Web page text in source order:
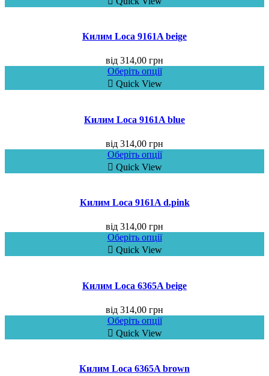
Килим Loca 9161A beige
від 314,00 грн
Оберіть опції
Quick View
Килим Loca 9161A blue
від 314,00 грн
Оберіть опції
Quick View
Килим Loca 9161A d.pink
від 314,00 грн
Оберіть опції
Quick View
Килим Loca 6365A beige
від 314,00 грн
Оберіть опції
Quick View
Килим Loca 6365A brown